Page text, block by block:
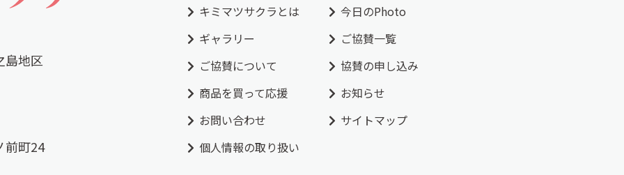
島地区
前町24
キミマツサクラとは
今日のPhoto
ギャラリー
ご協賛一覧
ご協賛について
協賛の申し込み
商品を買って応援
お知らせ
お問い合わせ
サイトマップ
個人情報の取り扱い